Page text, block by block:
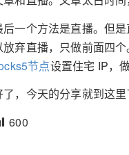
后一个方法是直播。但
放弃直播，只做前面四
节点设置住宅 IP，
了，今天的分享就到这里
600